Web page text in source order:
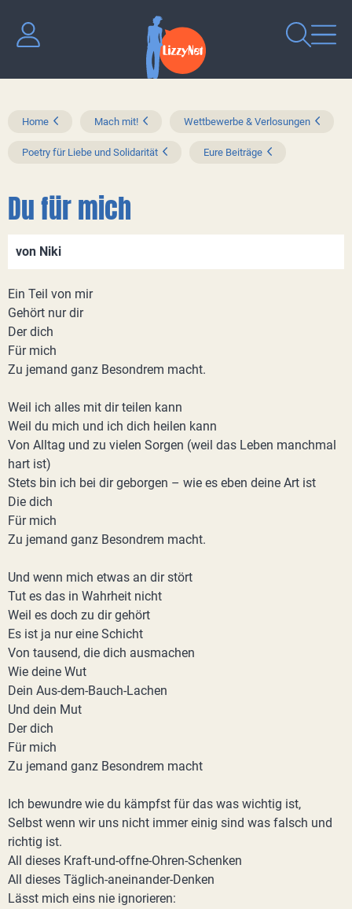
Home Mach mit! Wettbewerbe & Verlosungen
Poetry für Liebe und Solidarität Eure Beiträge
Du für mich
von Niki
Ein Teil von mir
Gehört nur dir
Der dich
Für mich
Zu jemand ganz Besondrem macht.
Weil ich alles mit dir teilen kann
Weil du mich und ich dich heilen kann
Von Alltag und zu vielen Sorgen (weil das Leben manchmal
hart ist)
Stets bin ich bei dir geborgen – wie es eben deine Art ist
Die dich
Für mich
Zu jemand ganz Besondrem macht.
Und wenn mich etwas an dir stört
Tut es das in Wahrheit nicht
Weil es doch zu dir gehört
Es ist ja nur eine Schicht
Von tausend, die dich ausmachen
Wie deine Wut
Dein Aus-dem-Bauch-Lachen
Und dein Mut
Der dich
Für mich
Zu jemand ganz Besondrem macht
Ich bewundre wie du kämpfst für das was wichtig ist,
Selbst wenn wir uns nicht immer einig sind was falsch und
richtig ist.
All dieses Kraft-und-offne-Ohren-Schenken
All dieses Täglich-aneinander-Denken
Lässt mich eins nie ignorieren: